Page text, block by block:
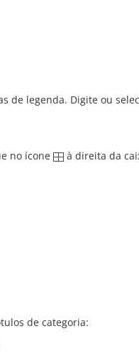
de legenda. Digite ou
no ícone à direita da
de categoria: